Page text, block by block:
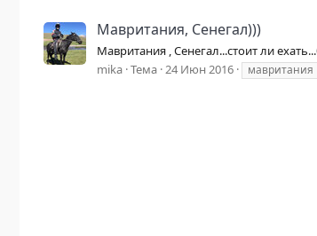
Мавритания, Сенегал)))
Мавритания , Сенегал...стоит ли
mika Тема 24 Июн 2016 мавритания